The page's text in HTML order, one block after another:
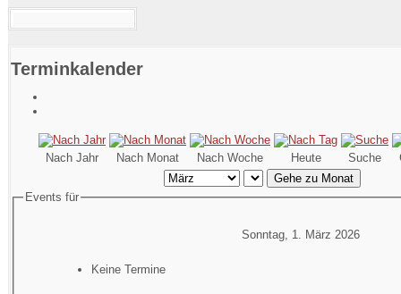
Terminkalender
Nach Jahr Nach Monat Nach Woche Heute Suche
Gehe zu Monat
Events für
Sonntag, 1. März 2026
Keine Termine